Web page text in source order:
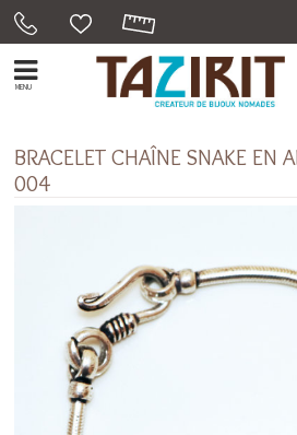
MENU
BRACELET CHAÎNE SNAKE EN
004